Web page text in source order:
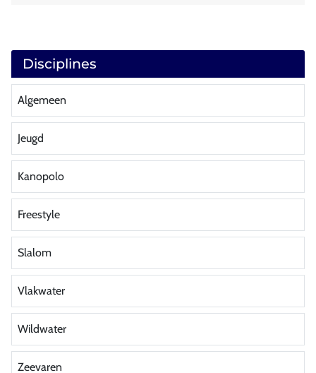
Disciplines
Algemeen
Jeugd
Kanopolo
Freestyle
Slalom
Vlakwater
Wildwater
Zeevaren